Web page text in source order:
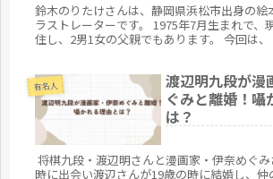
鈴木のりたけさんは、静岡県浜松市出身の絵
ラストレーターです。 1975年7月生まれで、
住し、2男1女の父親でもあります。 今回は
有名人
渡辺明九段が漫
ぐみと離婚！囁
は？
将棋九段・渡辺明さんと漫画家・伊奈めぐ
時に出会い渡辺さんが19歳の時に結婚し、